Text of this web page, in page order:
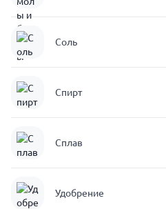
Соль
Спирт
Сплав
Удобрение